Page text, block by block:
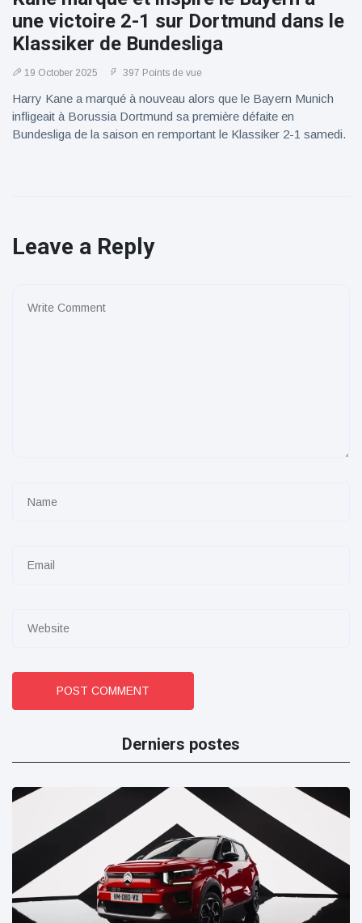
une victoire 2-1 sur Dortmund dans le
Klassiker de Bundesliga
19 October 2025 397 Points de vue
Harry Kane a marqué à nouveau alors que le Bayern Munich
infligeait à Borussia Dortmund sa première défaite en
Bundesliga de la saison en remportant le Klassiker 2-1 samedi.
Leave a Reply
POST COMMENT
Derniers postes